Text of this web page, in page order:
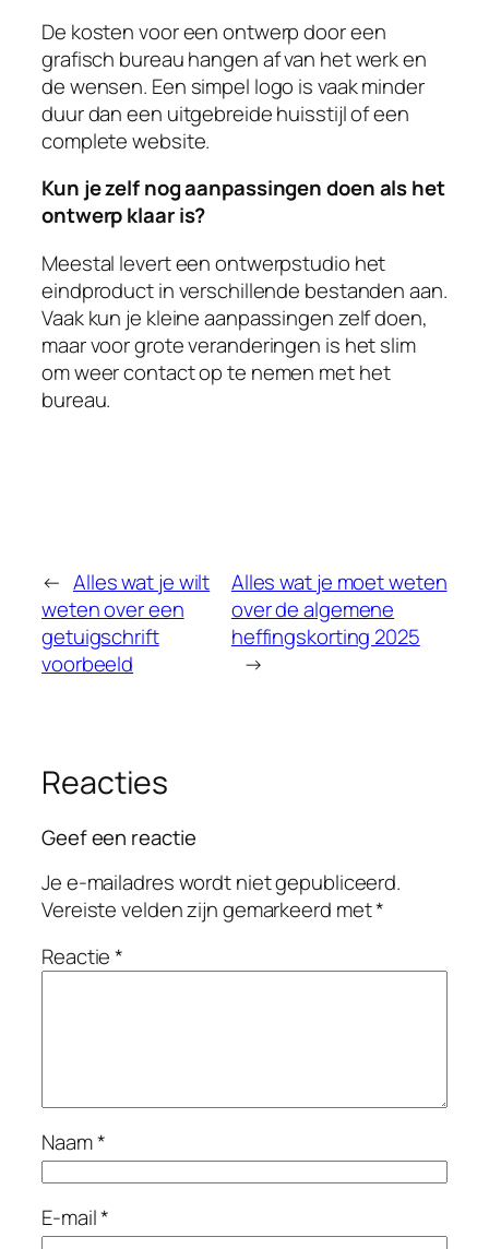
De kosten voor een ontwerp door een
grafisch bureau hangen af van het werk en
de wensen. Een simpel logo is vaak minder
duur dan een uitgebreide huisstijl of een
complete website.
Kun je zelf nog aanpassingen doen als het
ontwerp klaar is?
Meestal levert een ontwerpstudio het
eindproduct in verschillende bestanden aan.
Vaak kun je kleine aanpassingen zelf doen,
maar voor grote veranderingen is het slim
om weer contact op te nemen met het
bureau.
← Alles wat je wilt
weten over een
getuigschrift
voorbeeld
Alles wat je moet weten
over de algemene
heffingskorting 2025
→
Reacties
Geef een reactie
Je e-mailadres wordt niet gepubliceerd.
Vereiste velden zijn gemarkeerd met*
Reactie*
Naam*
E-mail*